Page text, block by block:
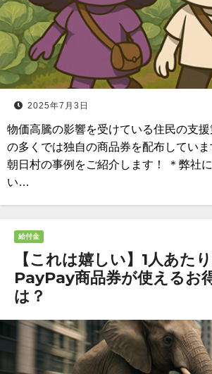
2025年7月3日
物価高騰の影響を受けている住民の支
の多くでは独自の商品券を配布してい
朝日村の事例をご紹介します！ ＊弊社
い…
給付金
【これは嬉しい】1人あた
PayPay商品券が使えるお
は？